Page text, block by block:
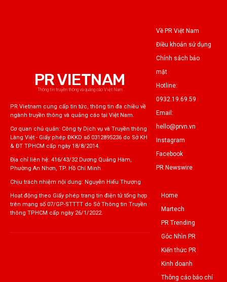
PR VIETNAM
Thông tin truyền thông và quảng cáo Việt Nam
PR Vietnam cung cấp tin tức, thông tin đa chiều về
ngành truyền thông và quảng cáo tại Việt Nam.
Cơ quan chủ quản: Công ty Dịch vụ và Truyền thông
Làng Việt - Giấy phép ĐKKD số 0312895236 do Sở KH
& ĐT TPHCM cấp ngày 18/8/2014.
Địa chỉ liên hệ: 416/43/32 Dương Quảng Hàm,
Phường An Nhơn, TP. Hồ Chí Minh
Chịu trách nhiệm nội dung: Nguyễn Hiếu Thượng
Hoạt động theo Giấy phép trang tin điện tử tổng hợp
trên mạng số 07/GP-STTTT do Sở Thông tin Truyền
thông TPHCM cấp ngày 26/1/2022.
Về PR Việt Nam
Điều khoản sử dụng
Chính sách bảo
mật
Hotline:
0932.19.69.59
Email:
hello@prvn.vn
Instagram
Facebook
PR Newswire
Home
Martech
PR Trending
Góc Nhìn PR
Kiến thức PR
Kinh doanh
Thông cáo báo chí